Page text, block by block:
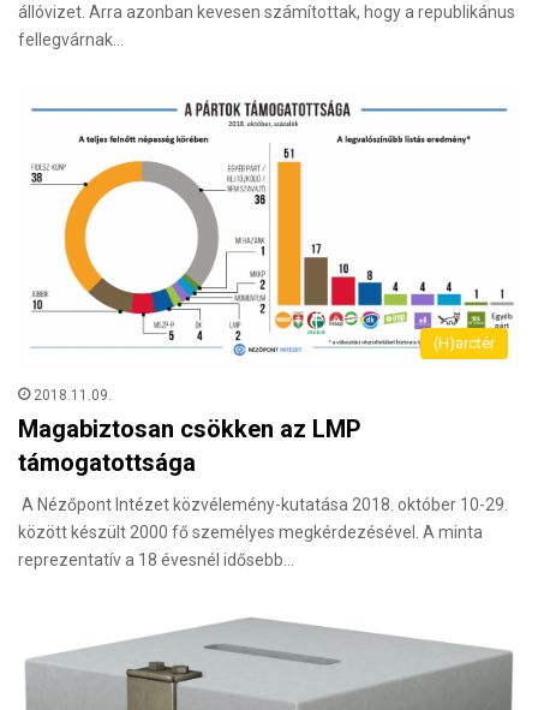
állóvizet. Arra azonban kevesen számítottak, hogy a republikánus
fellegvárnak…
(H)arctér
2018.11.09.
Magabiztosan csökken az LMP
támogatottsága
A Nézőpont Intézet közvélemény-kutatása 2018. október 10-29.
között készült 2000 fő személyes megkérdezésével. A minta
reprezentatív a 18 évesnél idősebb…